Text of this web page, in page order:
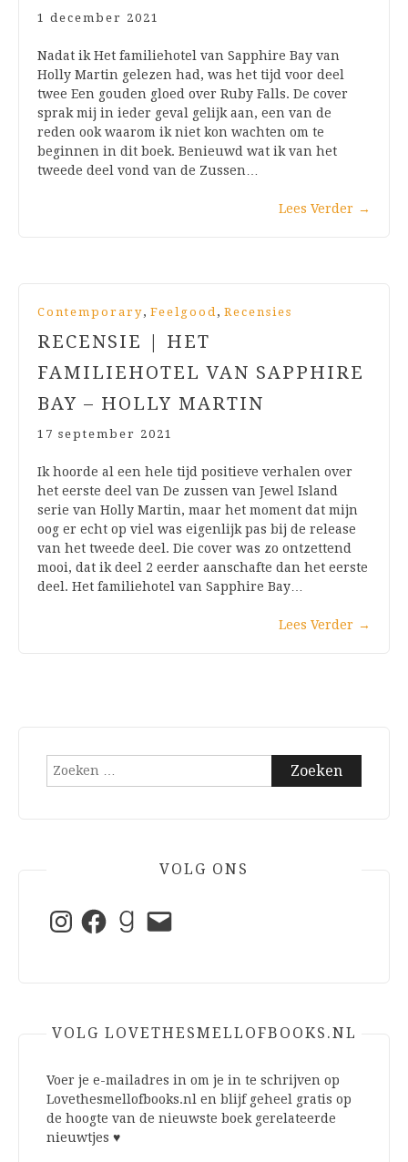
1 december 2021
Nadat ik Het familiehotel van Sapphire Bay van
Holly Martin gelezen had, was het tijd voor deel
twee Een gouden gloed over Ruby Falls. De cover
sprak mij in ieder geval gelijk aan, een van de
reden ook waarom ik niet kon wachten om te
beginnen in dit boek. Benieuwd wat ik van het
tweede deel vond van de Zussen…
Lees Verder →
Contemporary, Feelgood, Recensies
RECENSIE | HET
FAMILIEHOTEL VAN SAPPHIRE
BAY – HOLLY MARTIN
17 september 2021
Ik hoorde al een hele tijd positieve verhalen over
het eerste deel van De zussen van Jewel Island
serie van Holly Martin, maar het moment dat mijn
oog er echt op viel was eigenlijk pas bij de release
van het tweede deel. Die cover was zo ontzettend
mooi, dat ik deel 2 eerder aanschafte dan het eerste
deel. Het familiehotel van Sapphire Bay…
Lees Verder →
Zoeken
VOLG ONS
InstagramFacebookGoodreads
E-
mail
VOLG LOVETHESMELLOFBOOKS.NL
Voer je e-mailadres in om je in te schrijven op
Lovethesmellofbooks.nl en blijf geheel gratis op
de hoogte van de nieuwste boek gerelateerde
nieuwtjes ♥